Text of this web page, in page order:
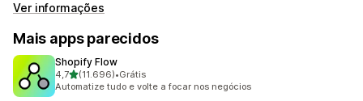
Ver informações
Mais apps parecidos
Shopify Flow
4,7de 5 estrelas
(11.696)
11696 avaliações ao todo
•Grátis
Automatize tudo e volte a focar nos negócios